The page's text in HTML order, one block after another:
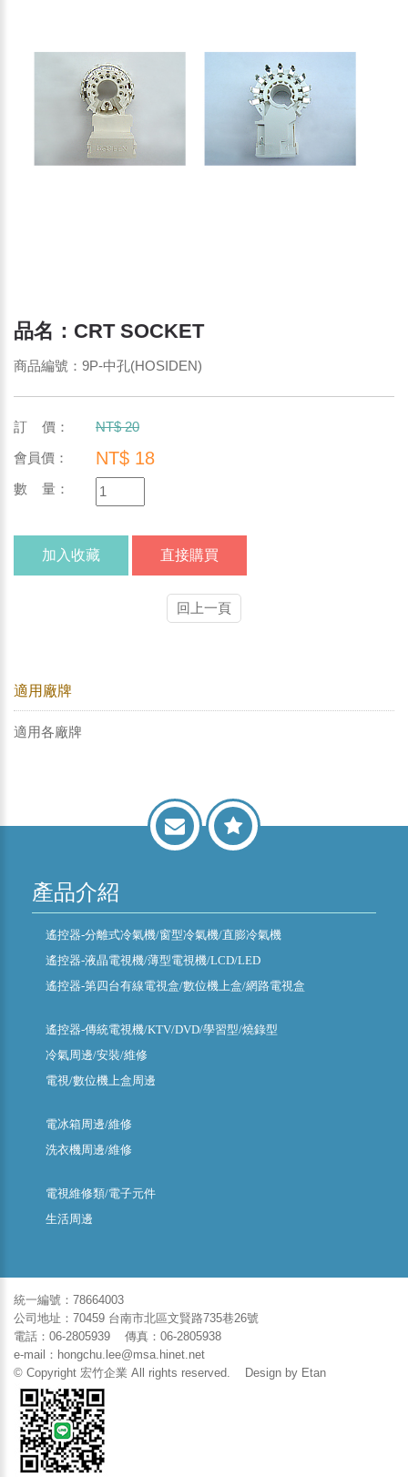
品名：CRT SOCKET
商品編號：9P-中孔(HOSIDEN)
訂 價：
NT$ 20
會員價：
NT$ 18
數 量：
加入收藏 直接購買
回上一頁
適用廠牌
適用各廠牌
產品介紹
遙控器-分離式冷氣機/窗型冷氣機/直膨冷氣機
遙控器-液晶電視機/薄型電視機/LCD/LED
遙控器-第四台有線電視盒/數位機上盒/網路電視盒
遙控器-傳統電視機/KTV/DVD/學習型/燒錄型
冷氣周邊/安裝/維修
電視/數位機上盒周邊
電冰箱周邊/維修
洗衣機周邊/維修
電視維修類/電子元件
生活周邊
統一編號：78664003
公司地址：70459 台南市北區文賢路735巷26號
電話：06-2805939 傳真：06-2805938
e-mail：hongchu.lee@msa.hinet.net
© Copyright 宏竹企業 All rights reserved. Design by Etan